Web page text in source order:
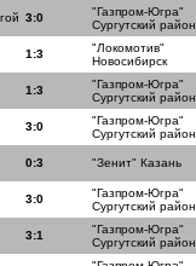
3:0
"Газпром-Югра"
Сургутский район
1:3
"Локомотив"
Новосибирск
1:3
"Газпром-Югра"
Сургутский район
3:0
"Газпром-Югра"
Сургутский район
0:3 "Зенит" Казань
3:0
"Газпром-Югра"
Сургутский район
3:1
"Газпром-Югра"
Сургутский район